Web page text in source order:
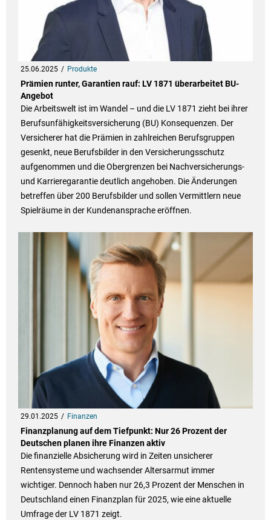
25.06.2025 Produkte
Prämien runter, Garantien rauf: LV 1871 überarbeitet BU-
Angebot
Die Arbeitswelt ist im Wandel – und die LV 1871 zieht bei ihrer
Berufsunfähigkeitsversicherung (BU) Konsequenzen. Der
Versicherer hat die Prämien in zahlreichen Berufsgruppen
gesenkt, neue Berufsbilder in den Versicherungsschutz
aufgenommen und die Obergrenzen bei Nachversicherungs-
und Karrieregarantie deutlich angehoben. Die Änderungen
betreffen über 200 Berufsbilder und sollen Vermittlern neue
Spielräume in der Kundenansprache eröffnen.
29.01.2025 Finanzen
Finanzplanung auf dem Tiefpunkt: Nur 26 Prozent der
Deutschen planen ihre Finanzen aktiv
Die finanzielle Absicherung wird in Zeiten unsicherer
Rentensysteme und wachsender Altersarmut immer
wichtiger. Dennoch haben nur 26,3 Prozent der Menschen in
Deutschland einen Finanzplan für 2025, wie eine aktuelle
Umfrage der LV 1871 zeigt.